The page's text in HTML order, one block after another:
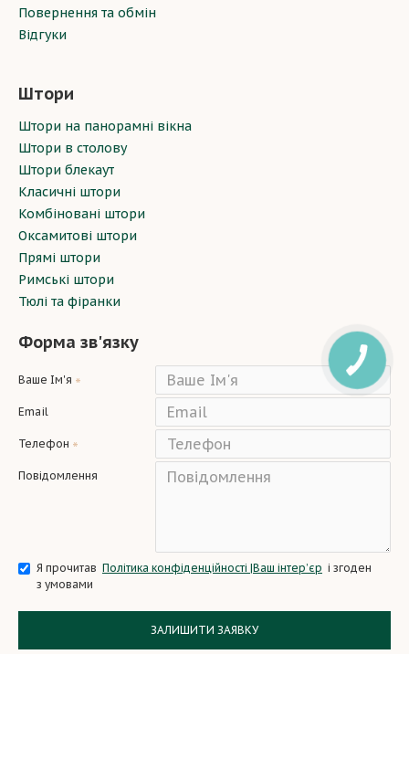
Повернення та обмін
Відгуки
Штори
Штори на панорамні вікна
Штори в столову
Штори блекаут
Класичні штори
Комбіновані штори
Оксамитові штори
Прямі штори
Римські штори
Тюлі та фіранки
Форма зв'язку
Ваше Ім'я
Email
Телефон
Повідомлення
Я прочитав Політика конфіденційності |Ваш інтер’єр і згоден
з умовами
ЗАЛИШИТИ ЗАЯВКУ